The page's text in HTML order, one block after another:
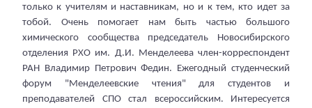
только к учителям и наставникам, но и к тем, кто идет за
тобой. Очень помогает нам быть частью большого
химического сообщества председатель Новосибирского
отделения РХО им. Д.И. Менделеева член-корреспондент
РАН Владимир Петрович Федин. Ежегодный студенческий
форум "Менделеевские чтения" для студентов и
преподавателей СПО стал всероссийским. Интересуется